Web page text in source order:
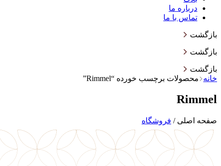
درباره ما
تماس با ما
بازگشت
بازگشت
بازگشت
خانه
محصولات برچسب خورده “Rimmel”
Rimmel
صفحه اصلی / فروشگاه